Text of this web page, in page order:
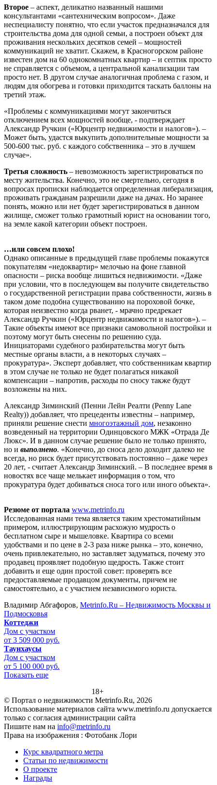
Второе – аспект, деликатно названный нашими
консультантами «сантехническим вопросом». Даже
неспециалисту понятно, что если участок предназначался для
строительства дома для одной семьи, а построен объект для
проживания нескольких десятков семей – мощностей
коммуникаций не хватит. Скажем, в Красногорском районе
известен дом на 60 однокомнатных квартир – и септик просто
не справляется с объемом, а центральной канализации там
просто нет. В другом случае аналогичная проблема с газом, и
людям для обогрева и готовки приходится таскать баллоны на
третий этаж.
«Проблемы с коммуникациями могут закончиться
отключением всех мощностей вообще, - подтверждает
Александр Ручкин («Юрцентр недвижимости и налогов»). –
Может быть, удастся выкупить дополнительные мощности за
500-600 тыс. руб. с каждого собственника – это в лучшем
случае».
Третья сложность – невозможность зарегистрироваться по
месту жительства. Конечно, это не смертельно, сегодня в
вопросах прописки наблюдается определенная либерализация,
проживать гражданам разрешили даже на дачах. Но заранее
понять, можно или нет будет зарегистрироваться в данном
жилище, сможет только грамотный юрист на основании того,
на земле какой категории объект построен.
…или совсем плохо!
Однако описанные в предыдущей главе проблемы покажутся
покупателям «недоквартир» мелочью на фоне главной
опасности – риска вообще лишиться недвижимости. «Даже
при условии, что в последующем вы получите свидетельство
о государственной регистрации права собственности, жизнь в
таком доме подобна существованию на пороховой бочке,
которая неизвестно когда рванет, - мрачно предрекает
Александр Ручкин («Юрцентр недвижимости и налогов»). –
Такие объекты имеют все признаки самовольной постройки и
поэтому могут быть снесены по решению суда.
Инициаторами судебного разбирательства могут быть
местные органы власти, а в некоторых случаях –
прокуратура». Эксперт добавляет, что собственникам квартир
в этом случае не только не будет полагаться никакой
компенсации – напротив, расходы по сносу также будут
возложены на них.
Александр Зиминский (Пенни Лейн Реалти (Penny Lane
Realty)) добавляет, что прецеденты известны – например,
приняли решение снести многоэтажный дом, незаконно
возведенный на территории Одинцовского МЖК «Отрада Де
Люкс». И в данном случае решение было не только принято,
но и выполнено. «Конечно, до сноса дело доходит далеко не
всегда, но риск будет присутствовать постоянно – даже через
20 лет, - считает Александр Зиминский. – В последнее время в
новостях все чаще мелькает информация о том, что
прокуратура будет добиваться сноса того или иного объекта».
Резюме от портала www.metrinfo.ru
Исследованная нами тема является таким хрестоматийным
примером, иллюстрирующим расхожую мудрость о
бесплатном сыре и мышеловке. Квартира со всеми
удобствами и по цене в 2-3 раза ниже рынка – это, конечно,
очень привлекательно, но заставляет задуматься, почему это
продавец проявляет подобную щедрость. Также стоит
добавить и еще один простой совет: проверять все
предоставляемые продавцом документы, причем не
самостоятельно, а с участием независимого юриста.
Владимир Абгафоров, Metrinfo.Ru – Недвижимость Москвы и
Подмосковья
Коттеджи
Дом с участком
от 3 509 000 руб.
Таунхаусы
Дом с участком
от 5 100 000 руб.
Показать еще
18+
© Портал о недвижимости Metrinfo.Ru, 2026
Использование материалов сайта www.metrinfo.ru допускается
только с согласия администрации сайта
Пишите нам на info@metrinfo.ru
Права на изображения : Фотобанк Лори
Курс квадратного метра
Статьи по недвижимости
О проекте
Награды